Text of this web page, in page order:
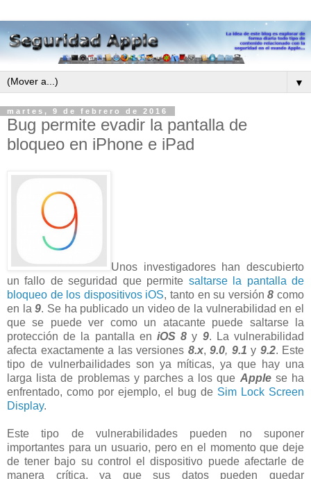
▼
martes, 9 de febrero de 2016
Bug permite evadir la pantalla de
bloqueo en iPhone e iPad
Unos investigadores han descubierto
un fallo de seguridad que permite saltarse la pantalla de
bloqueo de los dispositivos iOS, tanto en su versión 8 como
en la9. Se ha publicado un video de la vulnerabilidad en el
que se puede ver como un atacante puede saltarse la
protección de la pantalla en iOS 8 y 9. La vulnerabilidad
afecta exactamente a las versiones 8.x, 9.0, 9.1 y 9.2. Este
tipo de vulnerbailidades son ya míticas, ya que hay una
larga lista de problemas y parches a los que Apple se ha
enfrentado, como por ejemplo, el bug de Sim Lock Screen
Display.
Este tipo de vulnerabilidades pueden no suponer
importantes para un usuario, pero en el momento que deje
de tener bajo su control el dispositivo puede afectarle de
manera crítica, ya que sus datos pueden quedar